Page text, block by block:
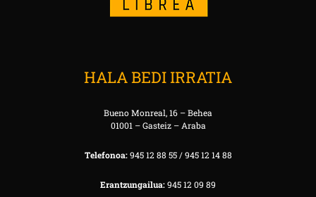
HALA BEDI IRRATIA
Bueno Monreal, 16 – Behea
01001 – Gasteiz – Araba
Telefonoa:945 12 88 55 / 945 12 14 88
Erantzungailua:945 12 09 89